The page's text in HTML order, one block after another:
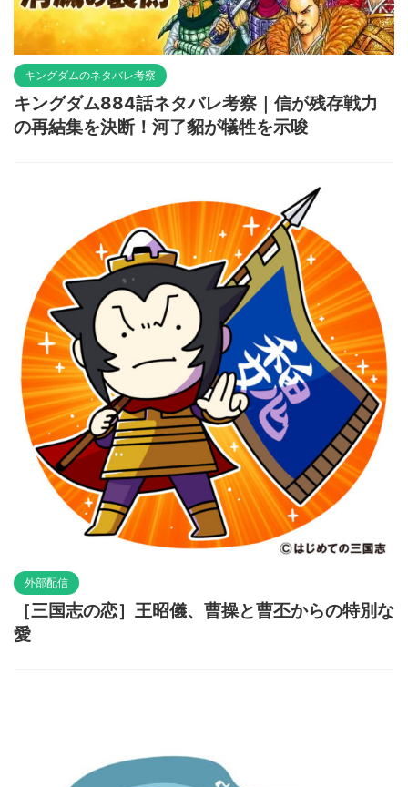
キングダムのネタバレ考察
キングダム884話ネタバレ考察｜信が残存戦力
の再結集を決断！河了貂が犠牲を示唆
外部配信
［三国志の恋］王昭儀、曹操と曹丕からの特別な
愛